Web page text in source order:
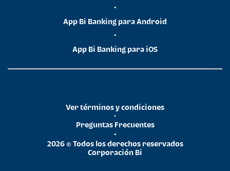
•
App Bi Banking para Android
•
App Bi Banking para iOS
2026 © Todos los derechos reservados
Corporación Bi
•
Preguntas Frecuentes
•
Ver términos y condiciones